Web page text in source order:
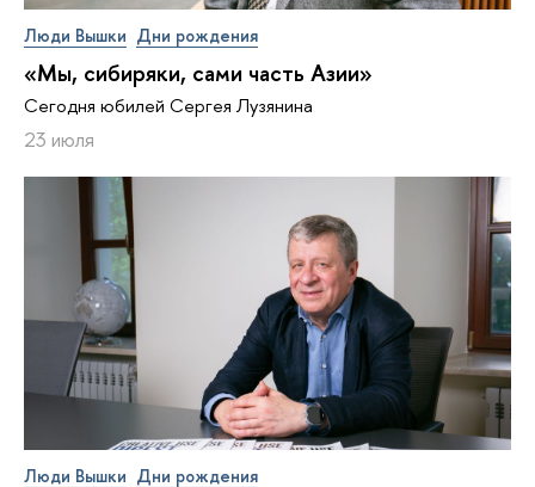
Люди Вышки Дни рождения
«Мы, сибиряки, сами часть Азии»
Сегодня юбилей Сергея Лузянина
23 июля
Люди Вышки Дни рождения